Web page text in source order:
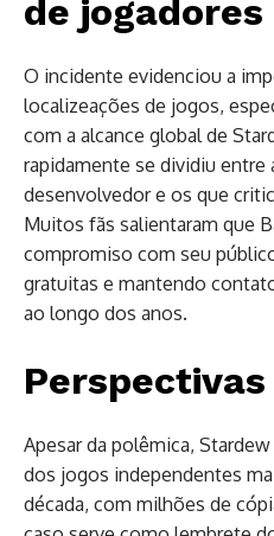
de jogadores
O incidente evidenciou a
localizeações de jogos,
com a alcance global de
rapidamente se dividiu entre
desenvolvedor e os que
Muitos fãs salientaram que
compromiso com seu
gratuitas e mantendo
ao longo dos anos.
Apesar da polêmica,
dos jogos independentes
década, com milhões de